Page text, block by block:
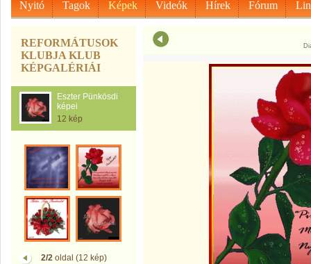
Nyitó Tagok Képek Videók Hírek Fórum
REFORMÁTUSOK
KLUBJA KLUB
KÉPGALÉRIÁI
Eszter Pünkösdi
képei
12 kép
2/2oldal (12 kép)